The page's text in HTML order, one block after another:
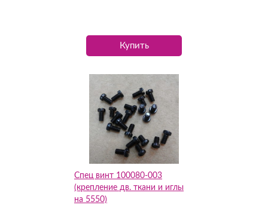
Купить
Спец винт 100080-003
(крепление дв. ткани и иглы
на 5550)